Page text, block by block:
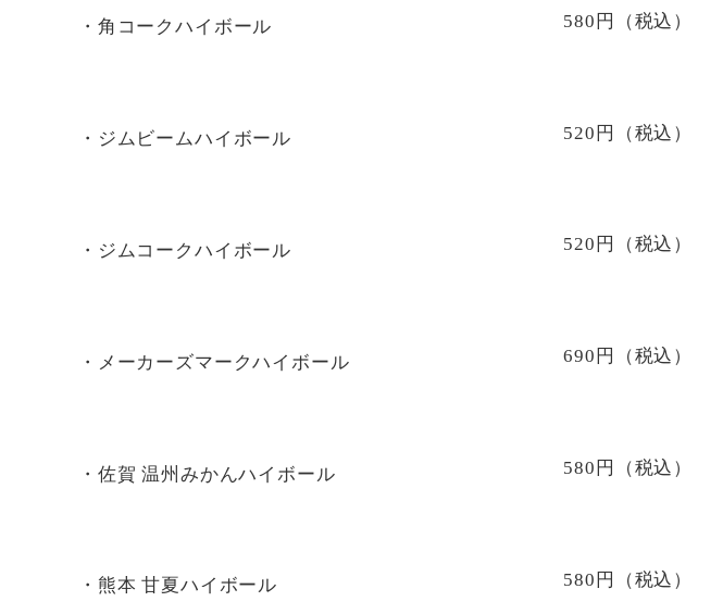
・角コークハイボール 580円（税込）
・ジムビームハイボール 520円（税込）
・ジムコークハイボール 520円（税込）
・メーカーズマークハイボール 690円（税込）
・佐賀 温州みかんハイボール 580円（税込）
・熊本 甘夏ハイボール 580円（税込）